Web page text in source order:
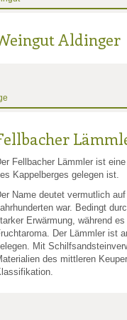
Aldinger
Fellbacher Lämmler ist
Kappelberges gelegen ist.
Name deutet vermutlich
war. Bedingt
Erwärmung, während
Der Lämmler ist
Mit
des mittleren